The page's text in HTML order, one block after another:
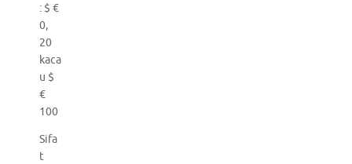
: $ €
0,
20
kaca
u $
€
100
Sifa
t